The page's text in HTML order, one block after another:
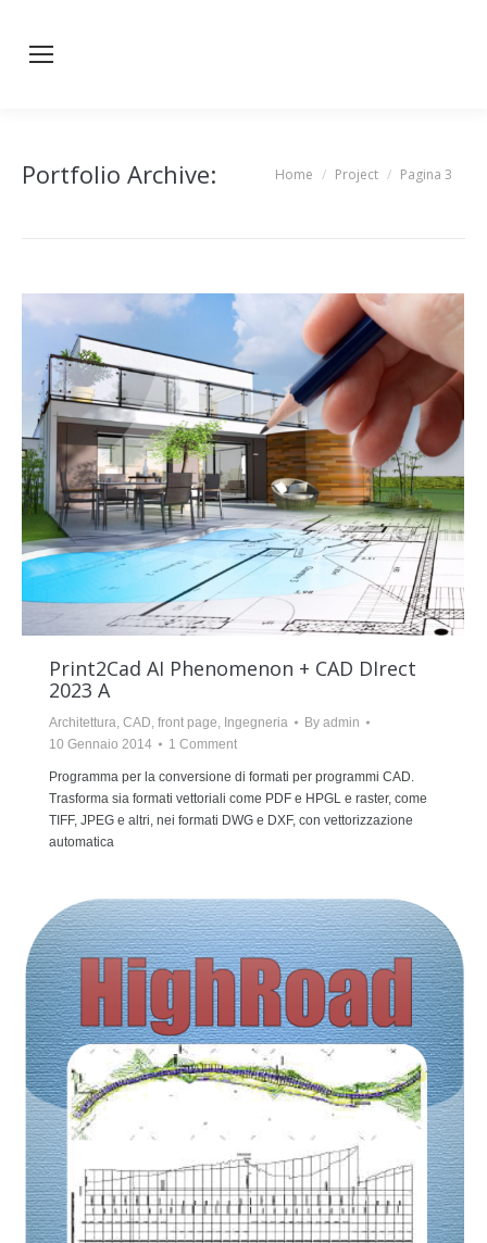
Portfolio Archive: You are here:
Home Project Pagina 3
Print2Cad AI Phenomenon + CAD DIrect
2023 A
Architettura, CAD, front page, Ingegneria By admin
10 Gennaio 2014
1 Comment
Programma per la conversione di formati per programmi CAD.
Trasforma sia formati vettoriali come PDF e HPGL e raster, come
TIFF, JPEG e altri, nei formati DWG e DXF, con vettorizzazione
automatica